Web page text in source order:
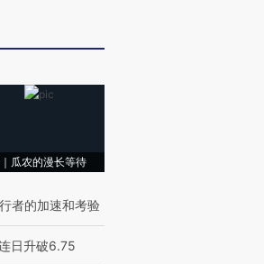
瓜农的漫长等待
者的加速和考验
日升破6.75